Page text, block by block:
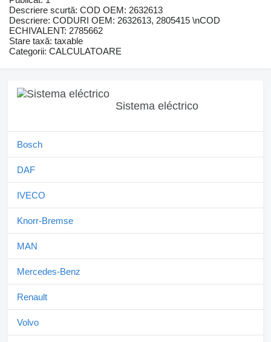
Descriere scurtă: COD OEM: 2632613
Descriere: CODURI OEM: 2632613, 2805415 \nCOD
ECHIVALENT: 2785662
Stare taxă: taxable
Categorii: CALCULATOARE
Sistema eléctrico
Bosch
DAF
IVECO
Knorr-Bremse
MAN
Mercedes-Benz
Renault
Volvo